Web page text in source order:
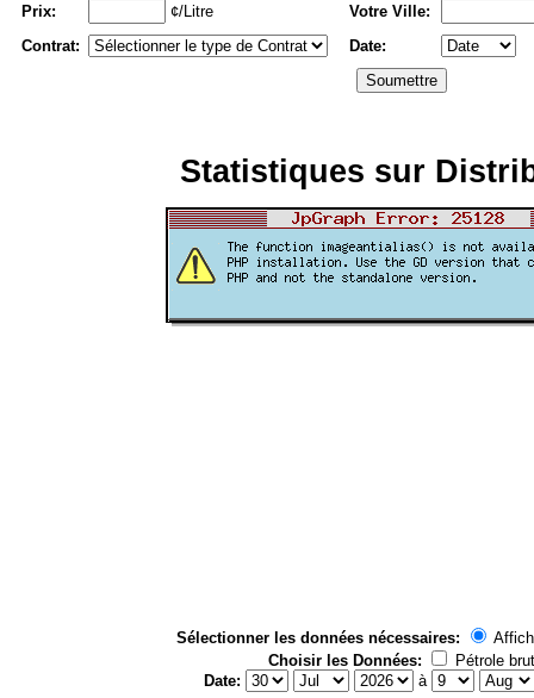
Prix: ¢/Litre
Votre Ville:
Contrat:
Date:
Statistiques sur
Sélectionner les données nécessaires:
Choisir les Données:
Pétrole brut
Date:
à